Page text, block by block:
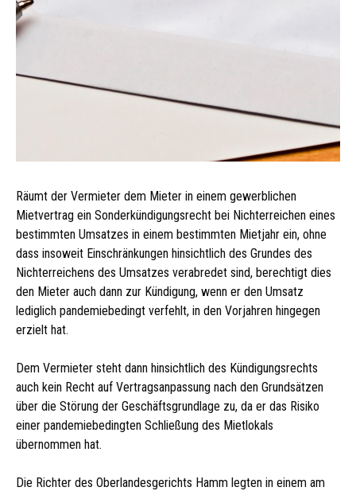
Räumt der Vermieter dem Mieter in einem gewerblichen
Mietvertrag ein Sonderkündigungsrecht bei Nichterreichen eines
bestimmten Umsatzes in einem bestimmten Mietjahr ein, ohne
dass insoweit Einschränkungen hinsichtlich des Grundes des
Nichterreichens des Umsatzes verabredet sind, berechtigt dies
den Mieter auch dann zur Kündigung, wenn er den Umsatz
lediglich pandemiebedingt verfehlt, in den Vorjahren hingegen
erzielt hat.
Dem Vermieter steht dann hinsichtlich des Kündigungsrechts
auch kein Recht auf Vertragsanpassung nach den Grundsätzen
über die Störung der Geschäftsgrundlage zu, da er das Risiko
einer pandemiebedingten Schließung des Mietlokals
übernommen hat.
Die Richter des Oberlandesgerichts Hamm legten in einem am